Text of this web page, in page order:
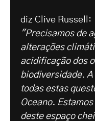
diz Clive Russell:
"Precisamos de
alterações
acidificação dos
biodiversidade. A
todas estas
Oceano.
deste espaço